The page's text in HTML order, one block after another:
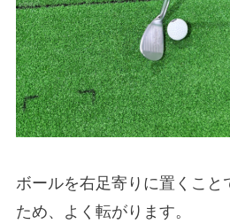
ボールを右足寄りに置くこと
ため、よく転がります。